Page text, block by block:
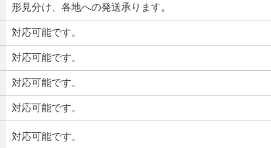
形見分け、各地への発送承ります。
対応可能です。
対応可能です。
対応可能です。
対応可能です。
対応可能です。